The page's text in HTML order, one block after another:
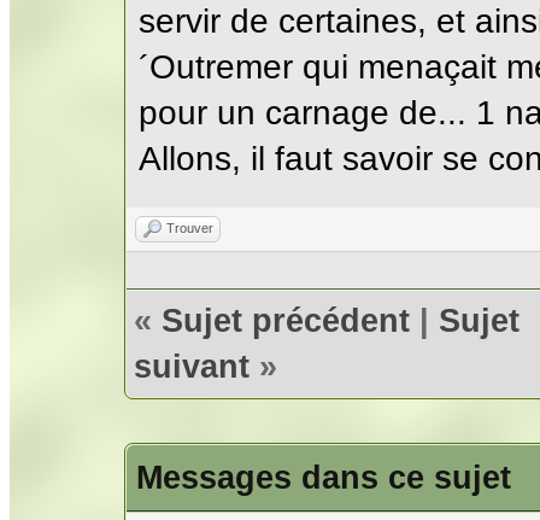
servir de certaines, et
´Outremer qui menaçait
pour un carnage de... 1
Allons, il faut savoir se
Trouver
« Sujet précédent | Sujet
suivant »
Messages dans ce sujet